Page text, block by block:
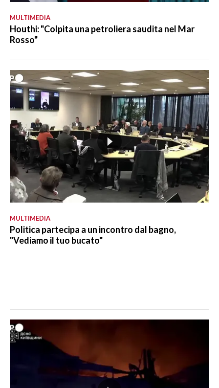
MULTIMEDIA
Houthi: "Colpita una petroliera saudita nel Mar
Rosso"
MULTIMEDIA
Politica partecipa a un incontro dal bagno,
"Vediamo il tuo bucato"